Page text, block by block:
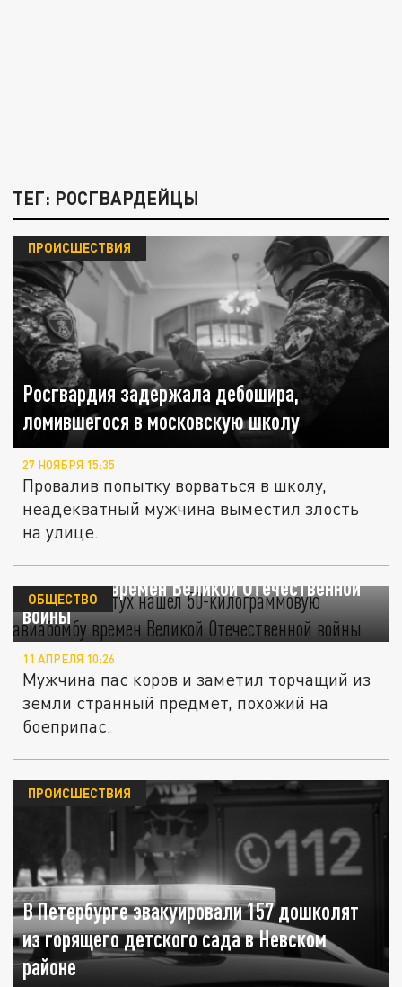
ТЕГ: РОСГВАРДЕЙЦЫ
Росгвардия задержала дебошира,
ломившегося в московскую школу
ПРОИСШЕСТВИЯ
27 НОЯБРЯ 15:35
Провалив попытку ворваться в школу,
неадекватный мужчина выместил злость
на улице.
В Анапе пастух нашел 50-килограммовую
авиабомбу времен Великой Отечественной
войны
ОБЩЕСТВО
11 АПРЕЛЯ 10:26
Мужчина пас коров и заметил торчащий из
земли странный предмет, похожий на
боеприпас.
В Петербурге эвакуировали 157 дошколят
из горящего детского сада в Невском
районе
ПРОИСШЕСТВИЯ